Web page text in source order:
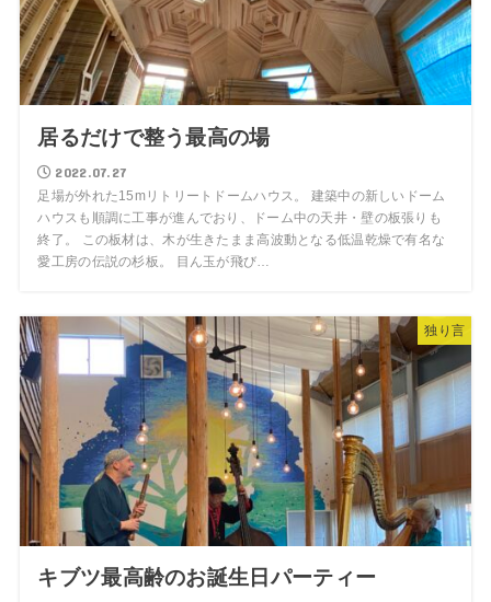
居るだけで整う最高の場
2022.07.27
足場が外れた15mリトリートドームハウス。 建築中の新しいドーム
ハウスも順調に工事が進んでおり、ドーム中の天井・壁の板張りも
終了。 この板材は、木が生きたまま高波動となる低温乾燥で有名な
愛工房の伝説の杉板。 目ん玉が飛び…
独り言
キブツ最高齢のお誕生日パーティー